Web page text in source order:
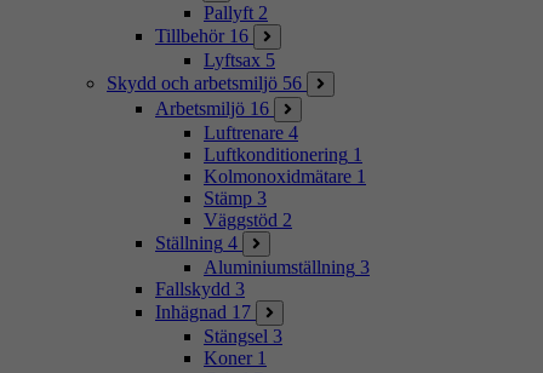
Pallyft 2
Tillbehör 16
Lyftsax 5
Skydd och arbetsmiljö 56
Arbetsmiljö 16
Luftrenare 4
Luftkonditionering 1
Kolmonoxidmätare 1
Stämp 3
Väggstöd 2
Ställning 4
Aluminiumställning 3
Fallskydd 3
Inhägnad 17
Stängsel 3
Koner 1